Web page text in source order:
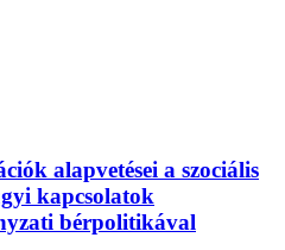
alapvetései a szociális
kapcsolatok
bérpolitikával